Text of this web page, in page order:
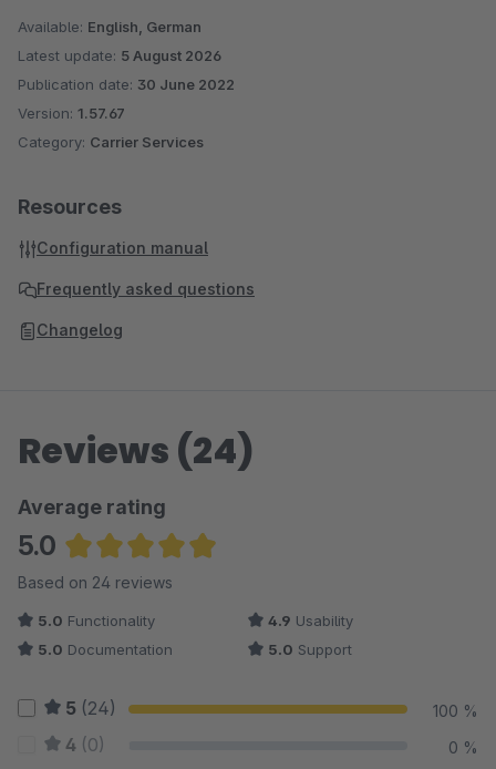
Available: English, German
Latest update: 5 August 2026
Publication date: 30 June 2022
Version: 1.57.67
Category: Carrier Services
Resources
Configuration manual
Frequently asked questions
Changelog
Reviews (24)
Average rating
5.0
Average rating of 4.98 out of 5 stars
Based on 24 reviews
5.0 Functionality 4.9 Usability
5.0 Documentation 5.0 Support
5 (24) 100 %
4 (0) 0 %